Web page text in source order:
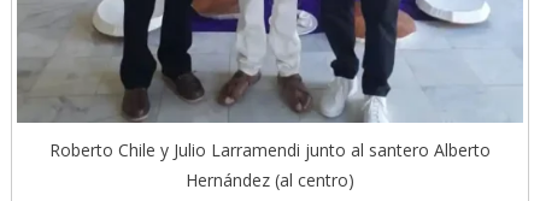
Roberto Chile y Julio Larramendi junto al santero Alberto
Hernández (al centro)